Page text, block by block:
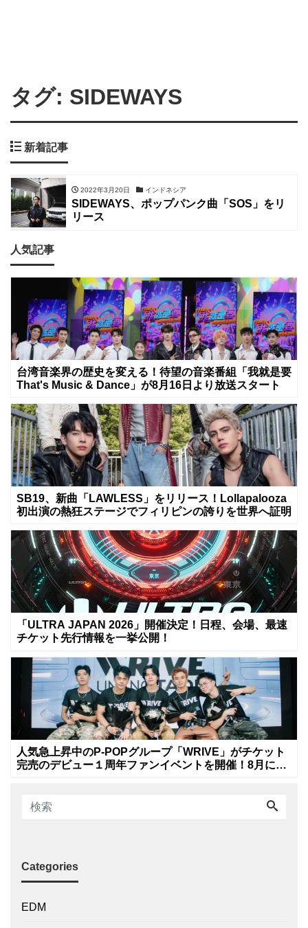
タグ: SIDEWAYS
新着記事
2022年3月20日 インドネシア
SIDEWAYS、ポップパンク曲「SOS」をリ
リース
人気記事
台湾音楽界の歴史を変える！待望の音楽番組「我就是要
That's Music & Dance」が8月16日より放送スタート
SB19、新曲「LAWLESS」をリリース！Lollapalooza
初出演の熱狂ステージでフィリピンの誇りを世界へ証明
「ULTRA JAPAN 2026」開催決定！日程、会場、最速
チケット先行情報を一挙公開！
人気急上昇中のP-POPグループ「WRIVE」がチケット
完売のデビュー１周年ファンイベントを開催！8月に新
Categories
EDM